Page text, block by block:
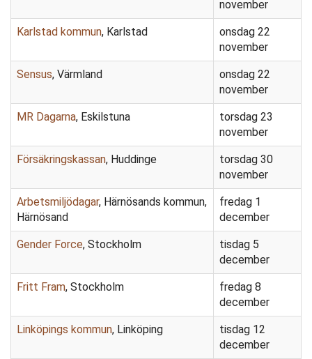
november
Karlstad kommun, Karlstad
onsdag 22
november
Sensus, Värmland
onsdag 22
november
MR Dagarna, Eskilstuna
torsdag 23
november
Försäkringskassan, Huddinge
torsdag 30
november
Arbetsmiljödagar, Härnösands kommun,
Härnösand
fredag 1
december
Gender Force, Stockholm
tisdag 5
december
Fritt Fram, Stockholm
fredag 8
december
Linköpings kommun, Linköping
tisdag 12
december